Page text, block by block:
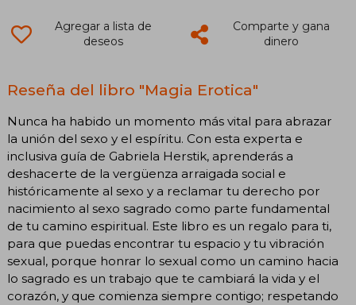
Agregar a lista de
deseos
Comparte y gana
dinero
Reseña del libro "Magia Erotica"
Nunca ha habido un momento más vital para abrazar
la unión del sexo y el espíritu. Con esta experta e
inclusiva guía de Gabriela Herstik, aprenderás a
deshacerte de la vergüenza arraigada social e
históricamente al sexo y a reclamar tu derecho por
nacimiento al sexo sagrado como parte fundamental
de tu camino espiritual. Este libro es un regalo para ti,
para que puedas encontrar tu espacio y tu vibración
sexual, porque honrar lo sexual como un camino hacia
lo sagrado es un trabajo que te cambiará la vida y el
corazón, y que comienza siempre contigo; respetando